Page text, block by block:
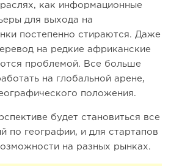
как информационные
для выхода на
постепенно стираются. Даже
на редкие африканские
проблемой. Все больше
на глобальной арене,
положения.
будет становиться все
по географии, и для стартапов
на разных рынках.